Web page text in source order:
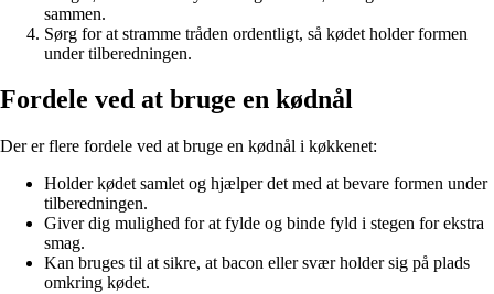
sammen.
Sørg for at stramme tråden ordentligt, så kødet holder formen
under tilberedningen.
Fordele ved at bruge en kødnål
Der er flere fordele ved at bruge en kødnål i køkkenet:
Holder kødet samlet og hjælper det med at bevare formen under
tilberedningen.
Giver dig mulighed for at fylde og binde fyld i stegen for ekstra
smag.
Kan bruges til at sikre, at bacon eller svær holder sig på plads
omkring kødet.